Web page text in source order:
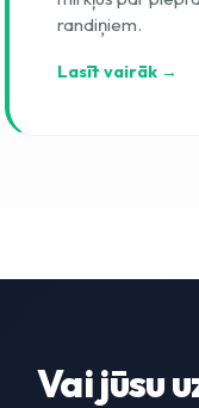
randiņiem.
Lasīt vairāk →
Vai jūsu